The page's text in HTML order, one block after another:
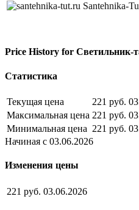
Santehnika-
Price History for Светильник-
Статистика
Текущая цена 221 руб.
Максимальная цена 221 руб.
Минимальная цена 221 руб.
Начиная с 03.06.2026
Изменения цены
221 руб. 03.06.2026